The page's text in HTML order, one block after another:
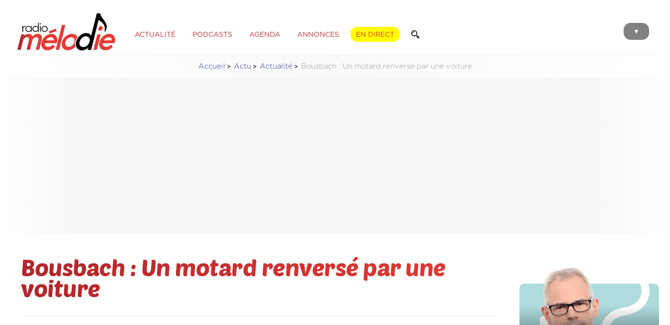
ACTUALITÉ PODCASTS AGENDA ANNONCES EN DIRECT ▼
Accueil Actu Actualité Bousbach : Un motard renversé par une voiture
Bousbach : Un motard renversé par une
voiture